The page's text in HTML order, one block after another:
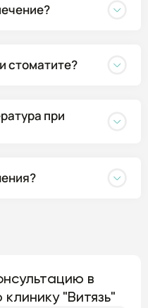
стоматите?
при
в
"Витязь"